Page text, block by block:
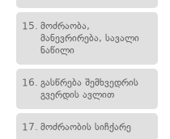
15. მოძრაობა,
მანევრირება, სავალი
ნაწილი
16. გასწრება შემხვედრის
გვერდის ავლით
17. მოძრაობის სიჩქარე